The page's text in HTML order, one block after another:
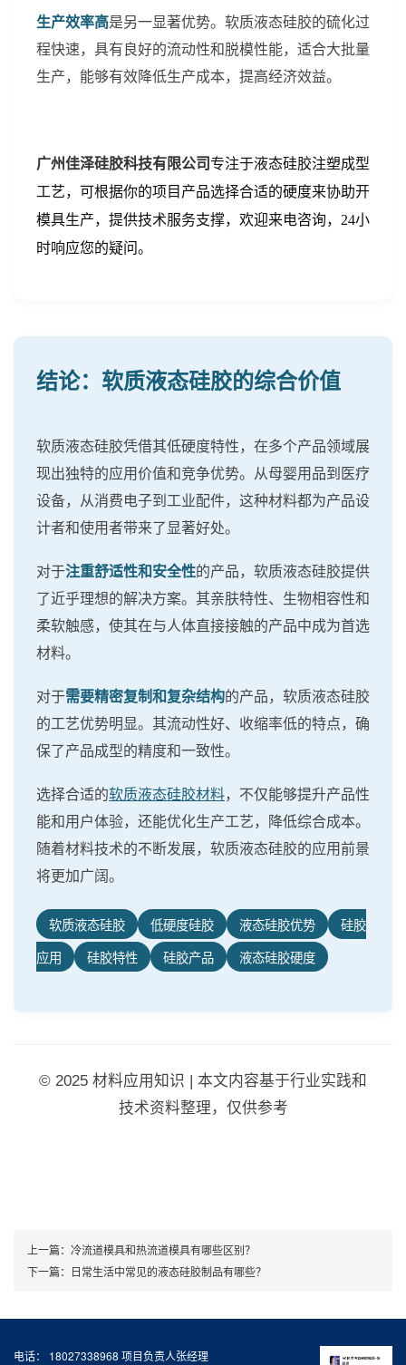
生产效率高是另一显著优势。软质液态硅胶的硫化过
程快速，具有良好的流动性和脱模性能，适合大批量
生产，能够有效降低生产成本，提高经济效益。
广州佳泽硅胶科技有限公司专注于液态硅胶注塑成型
工艺，可根据你的项目产品选择合适的硬度来协助开
模具生产，提供技术服务支撑，欢迎来电咨询，24小
时响应您的疑问。
结论：软质液态硅胶的综合价值
软质液态硅胶凭借其低硬度特性，在多个产品领域展
现出独特的应用价值和竞争优势。从母婴用品到医疗
设备，从消费电子到工业配件，这种材料都为产品设
计者和使用者带来了显著好处。
对于注重舒适性和安全性的产品，软质液态硅胶提供
了近乎理想的解决方案。其亲肤特性、生物相容性和
柔软触感，使其在与人体直接接触的产品中成为首选
材料。
对于需要精密复制和复杂结构的产品，软质液态硅胶
的工艺优势明显。其流动性好、收缩率低的特点，确
保了产品成型的精度和一致性。
选择合适的软质液态硅胶材料，不仅能够提升产品性
能和用户体验，还能优化生产工艺，降低综合成本。
随着材料技术的不断发展，软质液态硅胶的应用前景
将更加广阔。
软质液态硅胶 低硬度硅胶 液态硅胶优势
硅胶
应用
硅胶特性 硅胶产品 液态硅胶硬度
© 2025 材料应用知识 | 本文内容基于行业实践和
技术资料整理，仅供参考
上一篇： 冷流道模具和热流道模具有哪些区别？
下一篇： 日常生活中常见的液态硅胶制品有哪些？
电话： 18027338968 项目负责人张经理